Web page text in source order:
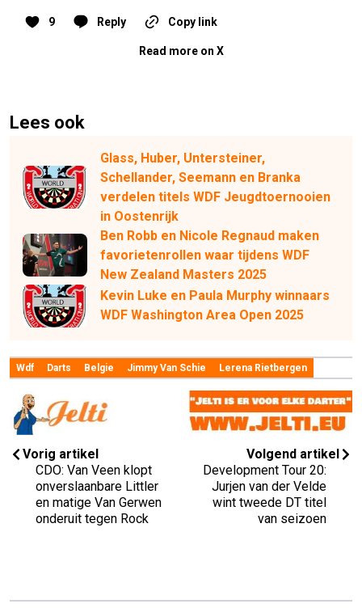
9 Reply Copy link
Read more on X
Lees ook
Glass, Huber, Untersteiner,
Schellander, Seemann en Branka
verdelen titels WDF Jeugdtoernooien
in Oostenrijk
Ben Robb en Nicole Regnaud maken
favorietenrollen waar tijdens WDF
New Zealand Masters 2025
Kevin Luke en Paula Murphy winnaars
WDF Washington Area Open 2025
Wdf Darts Belgie Jimmy Van Schie Lerena Rietbergen
Vorig artikel
CDO: Van Veen klopt
onverslaanbare Littler
en matige Van Gerwen
onderuit tegen Rock
Volgend artikel
Development Tour 20:
Jurjen van der Velde
wint tweede DT titel
van seizoen